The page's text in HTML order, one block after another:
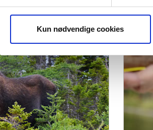
Kun nødvendige cookies